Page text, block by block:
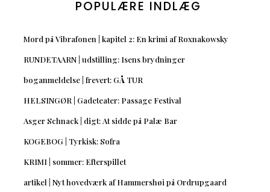
POPULÆRE INDLÆG
Mord på Vibrafonen | kapitel 2: En krimi af Roxnakowsky
RUNDETAARN | udstilling: Isens brydninger
boganmeldelse | frevert: GÅ TUR
HELSINGØR | Gadeteater: Passage Festival
Asger Schnack | digt: At sidde på Palæ Bar
KOGEBOG | Tyrkisk: Sofra
KRIMI | sommer: Efterspillet
artikel | Nyt hovedværk af Hammershøi på Ordrupgaard